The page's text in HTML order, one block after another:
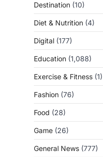
Destination (10)
Diet & Nutrition (4)
Digital (177)
Education (1,088)
Exercise & Fitness (1)
Fashion (76)
Food (28)
Game (26)
General News (777)